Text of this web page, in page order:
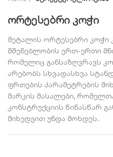
ორტესებრი კოჭი
მეტალის ორტესებრი კოჭი
მშენებლობის ერთ-ერთი
რომელიც განსაზღვრავს
არებობს სხვადასხვა
ფრთების პარამეტრების
მარკის მასალები,
კონსტრუქციის წინასწარ
მიხედვით უნდა მოხდეს.